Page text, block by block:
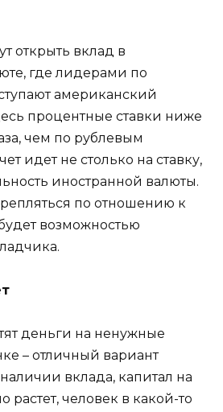
открыть вклад в
где лидерами по
американский
процентные ставки ниже
чем по рублевым
идет не столько на ставку,
иностранной валюты.
по отношению к
возможностью
деньги на ненужные
– отличный вариант
вклада, капитал на
растет, человек в какой-то